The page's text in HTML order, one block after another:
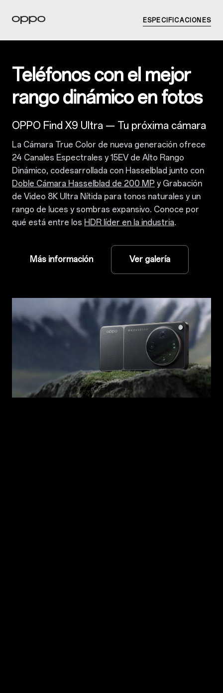
ESPECIFICACIONES
Teléfonos con el mejor
rango dinámico en fotos
OPPO Find X9 Ultra — Tu próxima cámara
La Cámara True Color de nueva generación ofrece
24 Canales Espectrales y 15EV de Alto Rango
Dinámico, codesarrollada con Hasselblad junto con
Doble Cámara Hasselblad de 200 MP y Grabación
de Video 8K Ultra Nítida para tonos naturales y un
rango de luces y sombras expansivo. Conoce por
qué está entre los HDR líder en la industria.
Más información Ver galería